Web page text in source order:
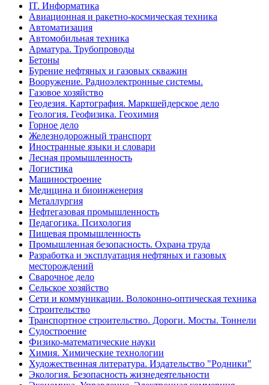
IT. Информатика
Авиационная и ракетно-космическая техника
Автоматизация
Автомобильная техника
Арматура. Трубопроводы
Бетоны
Бурение нефтяных и газовых скважин
Вооружение. Радиоэлектронные системы.
Газовое хозяйство
Геодезия. Картография. Маркшейдерское дело
Геология. Геофизика. Геохимия
Горное дело
Железнодорожный транспорт
Иностранные языки и словари
Лесная промышленность
Логистика
Машиностроение
Медицина и биоинженерия
Металлургия
Нефтегазовая промышленность
Педагогика. Психология
Пищевая промышленность
Промышленная безопасность. Охрана труда
Разработка и эксплуатация нефтяных и газовых
месторождений
Сварочное дело
Сельское хозяйство
Сети и коммуникации. Волоконно-оптическая техника
Строительство
Транспортное строительство. Дороги. Мосты. Тоннели
Судостроение
Физико-математические науки
Химия. Химические технологии
Художественная литература. Издательство "Родники"
Экология. Безопасность жизнедеятельности